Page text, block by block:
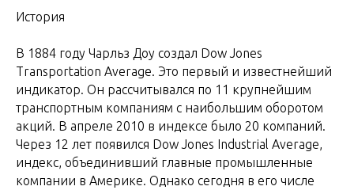
История
В 1884 году Чарльз Доу создал Dow Jones
Transportation Average. Это первый и известнейший
индикатор. Он рассчитывался по 11 крупнейшим
транспортным компаниям с наибольшим оборотом
акций. В апреле 2010 в индексе было 20 компаний.
Через 12 лет появился Dow Jones Industrial Average,
индекс, объединивший главные промышленные
компании в Америке. Однако сегодня в его числе